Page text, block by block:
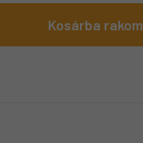
Kosárba rakom